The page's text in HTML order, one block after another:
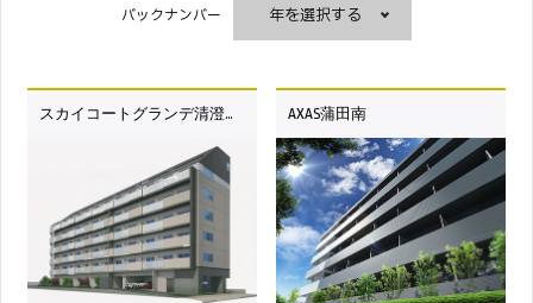
バックナンバー
スカイコートグランデ清澄白河 AXAS蒲田南